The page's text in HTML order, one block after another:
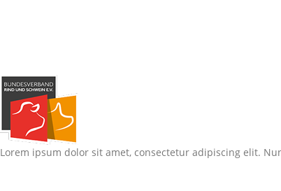
Lorem ipsum dolor sit amet, consectetur adipiscing elit.